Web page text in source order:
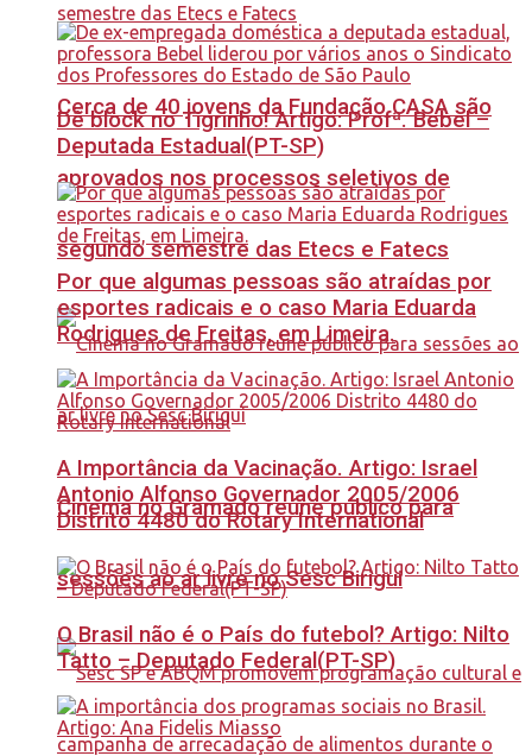
Cerca de 40 jovens da Fundação CASA são
aprovados nos processos seletivos de
segundo semestre das Etecs e Fatecs
Cinema no Gramado reúne público para
sessões ao ar livre no Sesc Birigui
Dê block no Tigrinho! Artigo: Profª. Bebel –
Deputada Estadual(PT-SP)
Por que algumas pessoas são atraídas por
esportes radicais e o caso Maria Eduarda
Rodrigues de Freitas, em Limeira.
A Importância da Vacinação. Artigo: Israel
Antonio Alfonso Governador 2005/2006
Distrito 4480 do Rotary International
O Brasil não é o País do futebol? Artigo: Nilto
Tatto – Deputado Federal(PT-SP)